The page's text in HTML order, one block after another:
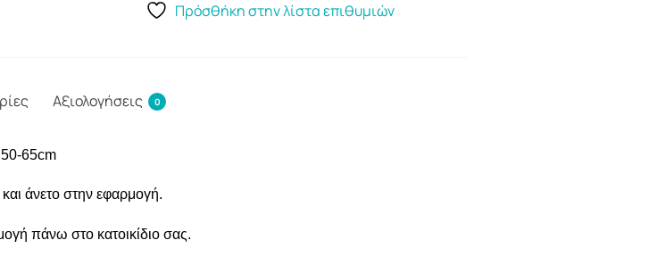
Πρόσθήκη στην λίστα επιθυμιών
Αξιολογήσεις 0
50-65cm
άνετο στην εφαρμογή.
πάνω στο κατοικίδιο σας.